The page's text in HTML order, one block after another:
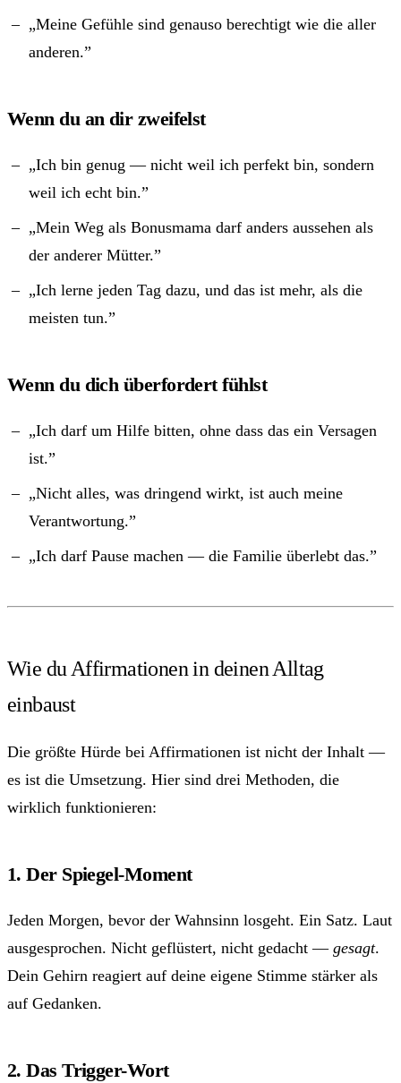
„Meine Gefühle sind genauso berechtigt wie die aller
anderen.”
Wenn du an dir zweifelst
„Ich bin genug — nicht weil ich perfekt bin, sondern
weil ich echt bin.”
„Mein Weg als Bonusmama darf anders aussehen als
der anderer Mütter.”
„Ich lerne jeden Tag dazu, und das ist mehr, als die
meisten tun.”
Wenn du dich überfordert fühlst
„Ich darf um Hilfe bitten, ohne dass das ein Versagen
ist.”
„Nicht alles, was dringend wirkt, ist auch meine
Verantwortung.”
„Ich darf Pause machen — die Familie überlebt das.”
Wie du Affirmationen in deinen Alltag
einbaust
Die größte Hürde bei Affirmationen ist nicht der Inhalt —
es ist die Umsetzung. Hier sind drei Methoden, die
wirklich funktionieren:
1. Der Spiegel-Moment
Jeden Morgen, bevor der Wahnsinn losgeht. Ein Satz. Laut
ausgesprochen. Nicht geflüstert, nicht gedacht — gesagt.
Dein Gehirn reagiert auf deine eigene Stimme stärker als
auf Gedanken.
2. Das Trigger-Wort